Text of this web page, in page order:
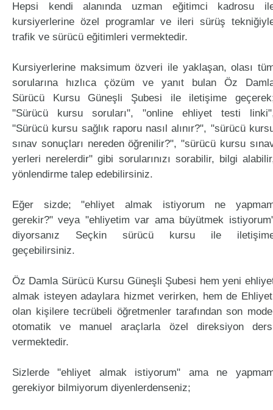
Hepsi kendi alanında uzman eğitimci kadrosu
kursiyerlerine özel programlar ve ileri sürüş
trafik ve sürücü eğitimleri vermektedir.
Kursiyerlerine maksimum özveri ile yaklaşan, olası
sorularına hızlıca çözüm ve yanıt bulan Öz
Sürücü Kursu Güneşli Şubesi ile iletişime
"Sürücü kursu soruları", "online ehliyet testi
"Sürücü kursu sağlık raporu nasıl alınır?", "sürücü
sınav sonuçları nereden öğrenilir?", "sürücü kursu
yerleri nerelerdir" gibi sorularınızı sorabilir, bilgi
yönlendirme talep edebilirsiniz.
Eğer sizde; "ehliyet almak istiyorum ne
gerekir?" veya "ehliyetim var ama büyütmek
diyorsanız Seçkin sürücü kursu ile
geçebilirsiniz.
Öz Damla Sürücü Kursu Güneşli Şubesi hem yeni
almak isteyen adaylara hizmet verirken, hem de
olan kişilere tecrübeli öğretmenler tarafından son
otomatik ve manuel araçlarla özel direksiyon
vermektedir.
Sizlerde "ehliyet almak istiyorum" ama ne
gerekiyor bilmiyorum diyenlerdenseniz;